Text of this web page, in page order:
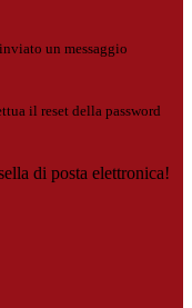
un messaggio
il reset della password
di posta elettronica!